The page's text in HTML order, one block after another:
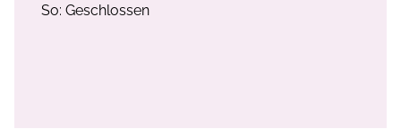
So: Geschlossen